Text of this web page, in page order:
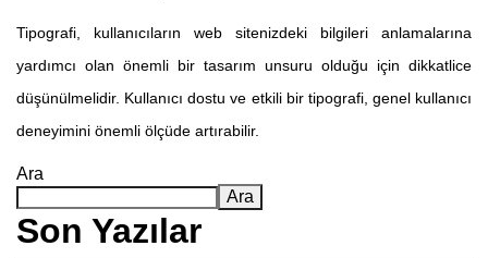
Tipografi, kullanıcıların web sitenizdeki bilgileri anlamalarına
yardımcı olan önemli bir tasarım unsuru olduğu için dikkatlice
düşünülmelidir. Kullanıcı dostu ve etkili bir tipografi, genel kullanıcı
deneyimini önemli ölçüde artırabilir.
Ara
Ara
Son Yazılar